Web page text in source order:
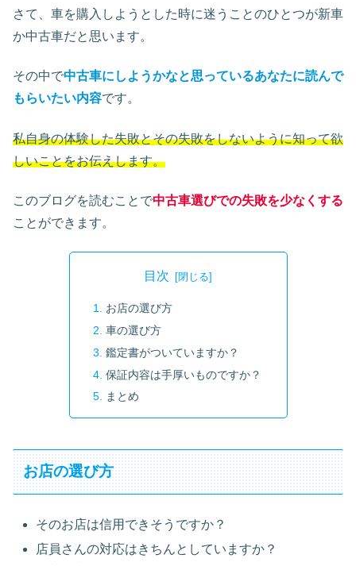
さて、車を購入しようとした時に迷うことのひとつが新車
か中古車だと思います。
その中で中古車にしようかなと思っているあなたに読んで
もらいたい内容です。
私自身の体験した失敗とその失敗をしないように知って欲
しいことをお伝えします。
このブログを読むことで中古車選びでの失敗を少なくする
ことができます。
目次
お店の選び方
車の選び方
鑑定書がついていますか？
保証内容は手厚いものですか？
まとめ
お店の選び方
そのお店は信用できそうですか？
店員さんの対応はきちんとしていますか？